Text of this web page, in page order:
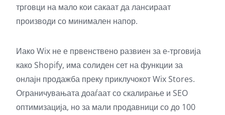
трговци на мало кои сакаат да лансираат
производи со минимален напор.
Иако Wix не е првенствено развиен за е-трговија
како Shopify, има солиден сет на функции за
онлајн продажба преку приклучокот Wix Stores.
Ограничувањата доаѓаат со скалирање и SEO
оптимизација, но за мали продавници со до 100